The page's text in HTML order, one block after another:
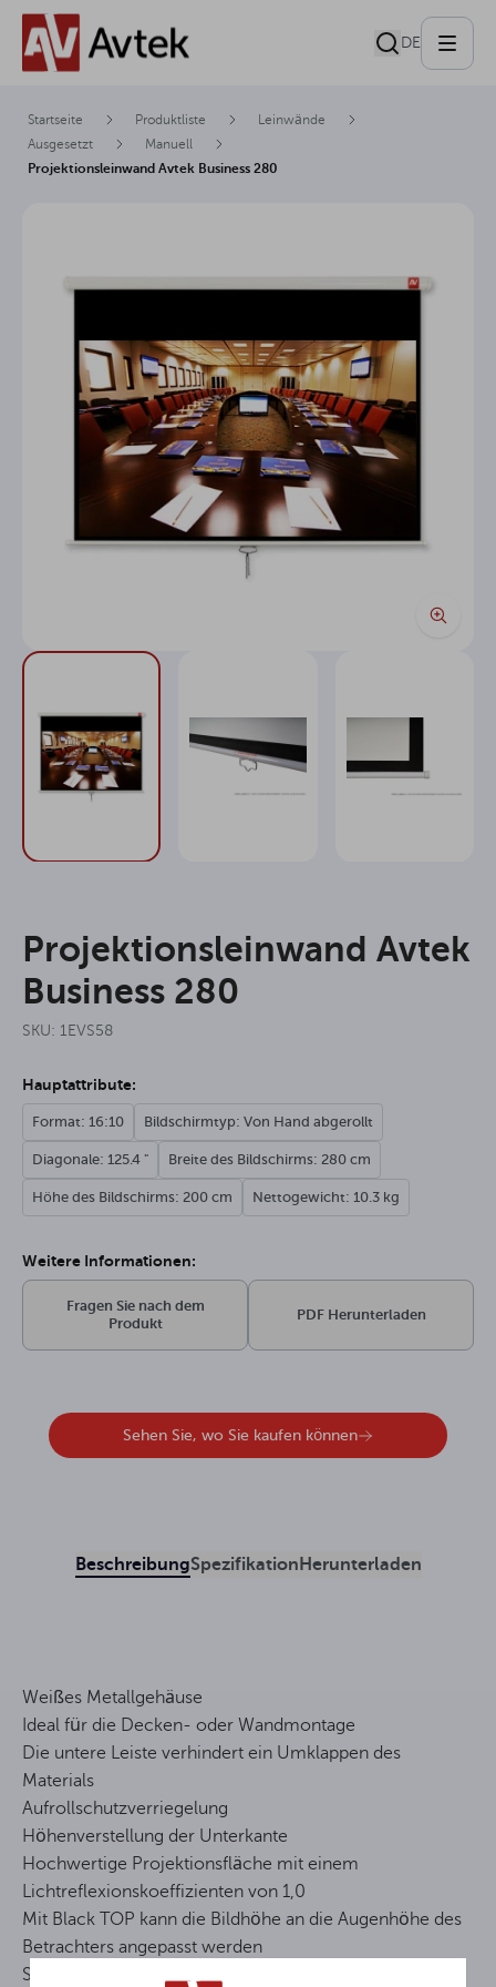
DE
Startseite Produktliste
Leinwände
Ausgesetzt
Manuell
Projektionsleinwand Avtek Business 280
Projektionsleinwand Avtek
Business 280
SKU: 1EVS58
Hauptattribute:
Format: 16:10 Bildschirmtyp: Von Hand abgerollt
Diagonale: 125.4 " Breite des Bildschirms: 280 cm
Höhe des Bildschirms: 200 cm Nettogewicht: 10.3 kg
Weitere Informationen:
Fragen Sie nach dem
Produkt
PDF Herunterladen
Sehen Sie, wo Sie kaufen können
BeschreibungSpezifikation Herunterladen
Weißes Metallgehäuse
Ideal für die Decken- oder Wandmontage
Die untere Leiste verhindert ein Umklappen des
Materials
Aufrollschutzverriegelung
Höhenverstellung der Unterkante
Hochwertige Projektionsfläche mit einem
Lichtreflexionskoeffizienten von 1,0
Mit Black TOP kann die Bildhöhe an die Augenhöhe des
Betrachters angepasst werden
Schwarze Seitenrahmen erhöhen den Kontrast des